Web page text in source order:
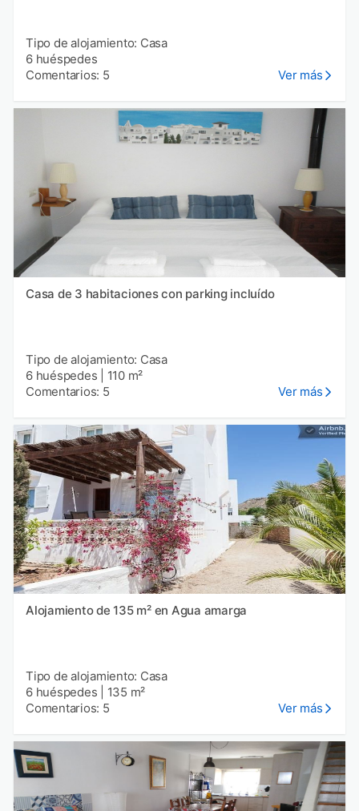
Tipo de alojamiento: Casa
6 huéspedes
Comentarios: 5
Ver más
Casa de 3 habitaciones con parking incluído
Tipo de alojamiento: Casa
6 huéspedes
110 m²
Comentarios: 5
Ver más
Alojamiento de 135 m² en Agua amarga
Tipo de alojamiento: Casa
6 huéspedes
135 m²
Comentarios: 5
Ver más